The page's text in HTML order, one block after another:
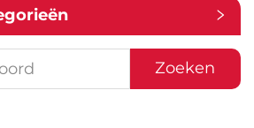
Zoeken